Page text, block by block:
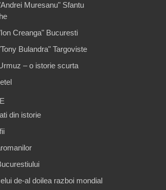
Muresanu" Sfantu
Creanga" Bucuresti
Bulandra" Targoviste
– o istorie scurta
din istorie
de-al doilea razboi mondial